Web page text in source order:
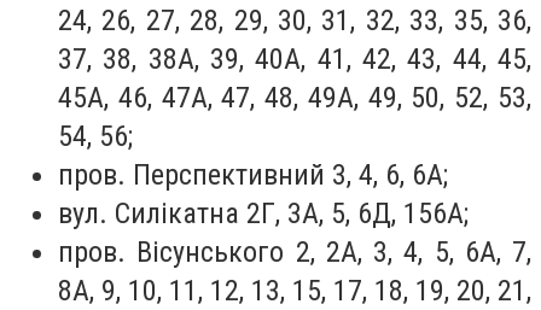
24, 26, 27, 28, 29, 30, 31, 32, 33, 35, 36,
37, 38, 38А, 39, 40А, 41, 42, 43, 44, 45,
45А, 46, 47А, 47, 48, 49А, 49, 50, 52, 53,
54, 56;
пров. Перспективний 3, 4, 6, 6А;
вул. Силікатна 2Г, 3А, 5, 6Д, 156А;
пров. Вісунського 2, 2А, 3, 4, 5, 6А, 7,
8А, 9, 10, 11, 12, 13, 15, 17, 18, 19, 20, 21,